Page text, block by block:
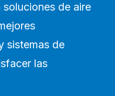
soluciones de aire
sistemas de
las